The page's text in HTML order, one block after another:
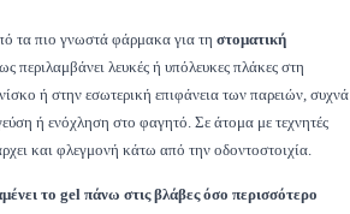
τα πιο γνωστά φάρμακα για τη στοματική
περιλαμβάνει λευκές ή υπόλευκες πλάκες στη
ή στην εσωτερική επιφάνεια των παρειών, συχνά
ή ενόχληση στο φαγητό. Σε άτομα με τεχνητές
και φλεγμονή κάτω από την οδοντοστοιχία.
το gel πάνω στις βλάβες όσο περισσότερο